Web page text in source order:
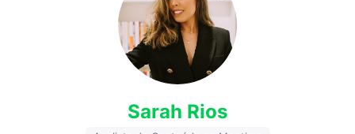
Sarah Rios